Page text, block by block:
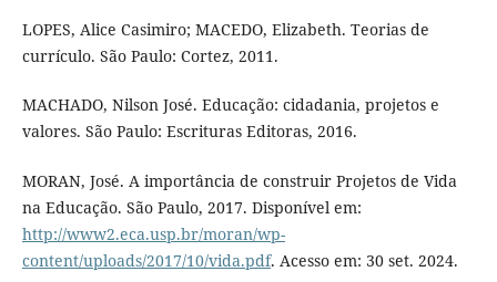
LOPES, Alice Casimiro; MACEDO, Elizabeth. Teorias de
currículo. São Paulo: Cortez, 2011.
MACHADO, Nilson José. Educação: cidadania, projetos e
valores. São Paulo: Escrituras Editoras, 2016.
MORAN, José. A importância de construir Projetos de Vida
na Educação. São Paulo, 2017. Disponível em:
http://www2.eca.usp.br/moran/wp-
content/uploads/2017/10/vida.pdf. Acesso em: 30 set. 2024.